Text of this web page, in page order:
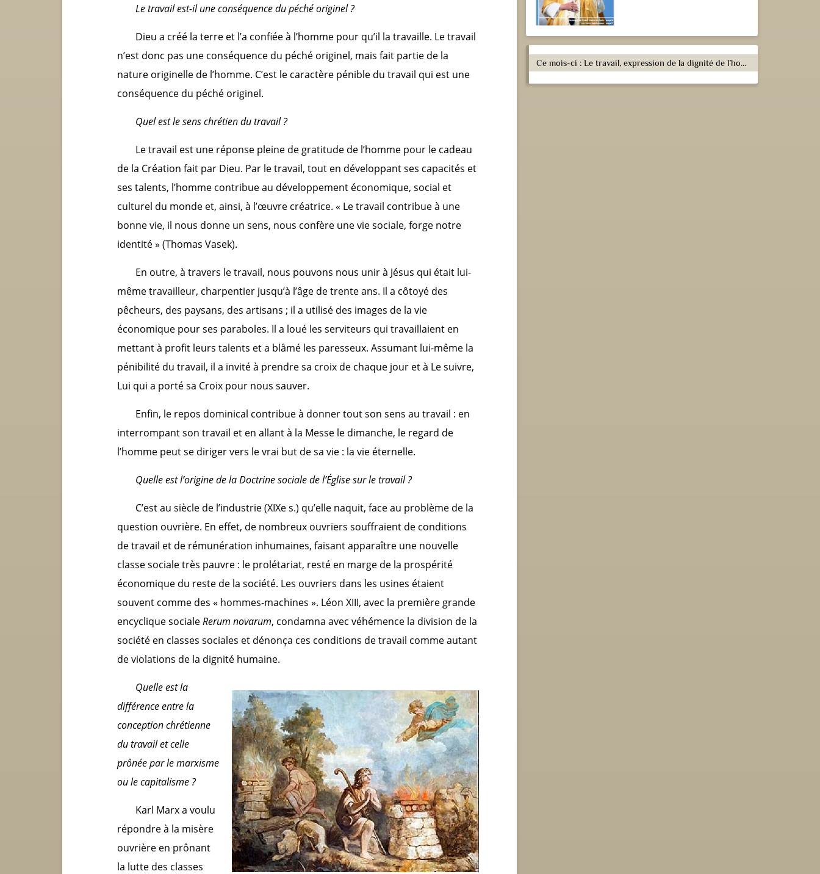
Le travail est-il une conséquence du péché originel ?
Dieu a créé la terre et l’a confiée à l’homme pour qu’il la travaille. Le travail
n’est donc pas une conséquence du péché originel, mais fait partie de la
nature originelle de l’homme. C’est le caractère pénible du travail qui est une
conséquence du péché originel.
Quel est le sens chrétien du travail ?
Le travail est une réponse pleine de gratitude de l’homme pour le cadeau
de la Création fait par Dieu. Par le travail, tout en développant ses capacités et
ses talents, l’homme contribue au développement économique, social et
culturel du monde et, ainsi, à l’œuvre créatrice. « Le travail contribue à une
bonne vie, il nous donne un sens, nous confère une vie sociale, forge notre
identité » (Thomas Vasek).
En outre, à travers le travail, nous pouvons nous unir à Jésus qui était lui-
même travailleur, charpentier jusqu’à l’âge de trente ans. Il a côtoyé des
pêcheurs, des paysans, des artisans ; il a utilisé des images de la vie
économique pour ses paraboles. Il a loué les serviteurs qui travaillaient en
mettant à profit leurs talents et a blâmé les paresseux. Assumant lui-même la
pénibilité du travail, il a invité à prendre sa croix de chaque jour et à Le suivre,
Lui qui a porté sa Croix pour nous sauver.
Enfin, le repos dominical contribue à donner tout son sens au travail : en
interrompant son travail et en allant à la Messe le dimanche, le regard de
l’homme peut se diriger vers le vrai but de sa vie : la vie éternelle.
Quelle est l’origine de la Doctrine sociale de l’Église sur le travail ?
C’est au siècle de l’industrie (XIXes.) qu’elle naquit, face au problème de la
question ouvrière. En effet, de nombreux ouvriers souffraient de conditions
de travail et de rémunération inhumaines, faisant apparaître une nouvelle
classe sociale très pauvre : le prolétariat, resté en marge de la prospérité
économique du reste de la société. Les ouvriers dans les usines étaient
souvent comme des « hommes-machines ». Léon XIII, avec la première grande
encyclique socialeRerum novarum, condamna avec véhémence la division de la
société en classes sociales et dénonça ces conditions de travail comme autant
de violations de la dignité humaine.
Quelle est la
différence entre la
conception chrétienne
du travail et celle
prônée par le marxisme
ou le capitalisme ?
Karl Marx a voulu
répondre à la misère
ouvrière en prônant
la lutte des classes
Ce mois-ci : Le travail, expression de la dignité de l’homme